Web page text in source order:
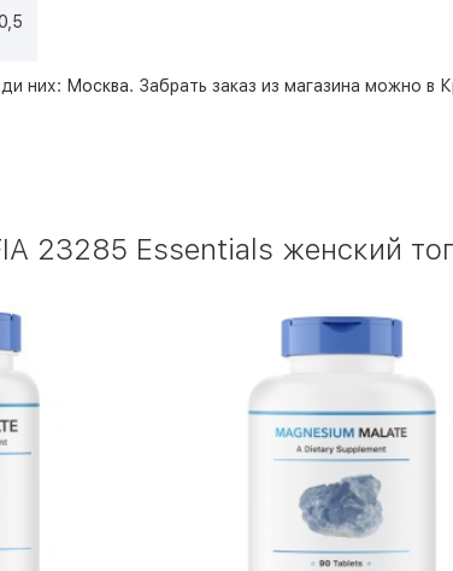
них: Москва. Забрать заказ из магазина можно в
23285 Essentials женский